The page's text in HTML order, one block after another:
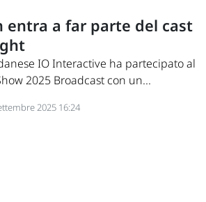
entra a far parte del cast
IO Interactive ha partecipato al
2025 Broadcast con un...
2025 16:24